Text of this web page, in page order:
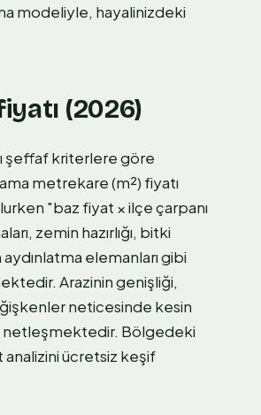
modeliyle, hayalinizdeki
(2026)
şeffaf kriterlere göre
metrekare (m²) fiyatı
"baz fiyat × ilçe çarpanı
zemin hazırlığı, bitki
elemanları gibi
Arazinin genişliği,
neticesinde kesin
netleşmektedir. Bölgedeki
ücretsiz keşif